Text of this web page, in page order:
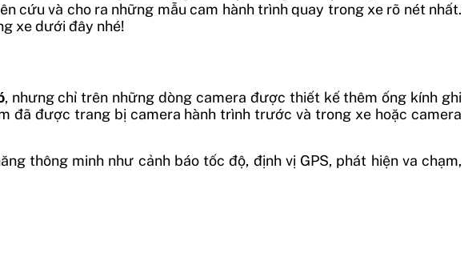
cứu và cho ra những mẫu cam hành trình quay trong xe rõ nét nhất.
xe dưới đây nhé!
, nhưng chỉ trên những dòng camera được thiết kế thêm ống kính ghi
đã được trang bị camera hành trình trước và trong xe hoặc camera
thông minh như cảnh báo tốc độ, định vị GPS, phát hiện va chạm,